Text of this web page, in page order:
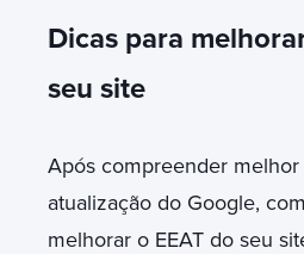
Dicas para
seu site
Após compreender melhor
atualização do Google,
melhorar o EEAT do seu